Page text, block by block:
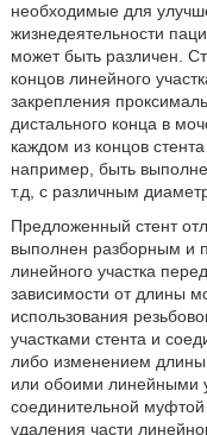
необходимые для
жизнедеятельности
может быть различен.
концов линейного
закрепления
дистального конца в
каждом из концов
например, быть
т.д, с различным
Предложенный стент
выполнен разборным и
линейного участка
зависимости от длины
использования
участками стента и
либо изменением
или обоими линейными
соединительной
удаления части